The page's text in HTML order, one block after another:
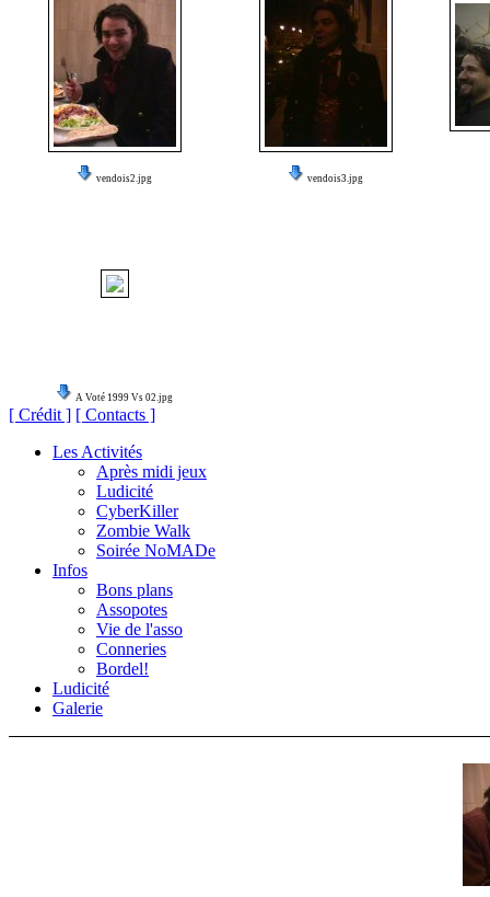
vendois2.jpg vendois3.jpg
A Voté 1999 Vs 02.jpg
[ Crédit ] [ Contacts ]
Les Activités
Après midi jeux
Ludicité
CyberKiller
Zombie Walk
Soirée NoMADe
Infos
Bons plans
Assopotes
Vie de l'asso
Conneries
Bordel!
Ludicité
Galerie